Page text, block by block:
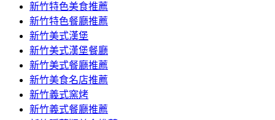
新竹特色美食推薦
新竹特色餐廳推薦
新竹美式漢堡
新竹美式漢堡餐廳
新竹美式餐廳推薦
新竹美食名店推薦
新竹義式窯烤
新竹義式餐廳推薦